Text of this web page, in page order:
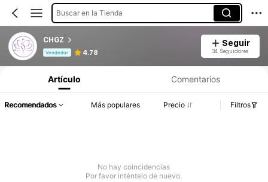
Buscar en la Tienda
CHGZ
Vendedor 4.78
Seguir
34 Seguidores
Artículo Comentarios
Recomendados Más populares Precio Filtros
No hay coincidencias
Por favor inténtelo de nuevo.